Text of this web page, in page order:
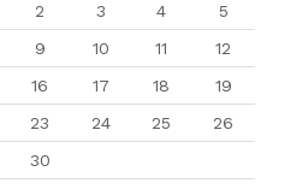
2 3 4
5
9 10 11
12
16 17 18
19
23 24 25
26
30